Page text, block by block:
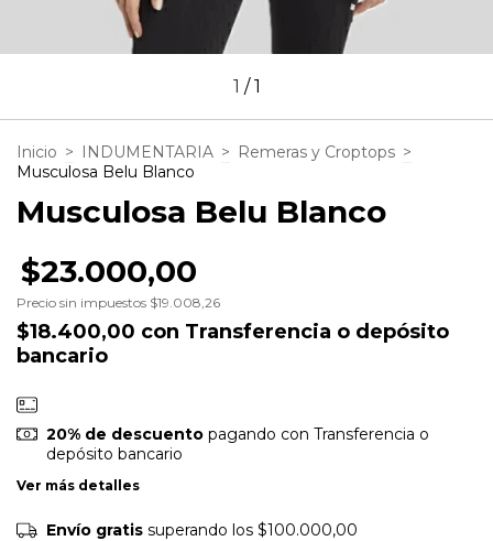
1 /1
Inicio > INDUMENTARIA > Remeras y Croptops >
Musculosa Belu Blanco
Musculosa Belu Blanco
$23.000,00
Precio sin impuestos $19.008,26
$18.400,00 con Transferencia o depósito
bancario
20% de descuentopagando con Transferencia o
depósito bancario
Ver más detalles
Envío gratis superando los $100.000,00